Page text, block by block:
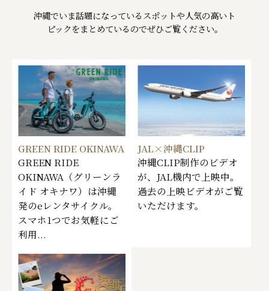
沖縄でいま話題になっているスポットや人気の高いト
ピックをまとめているのでぜひご覧ください。
GREEN RIDE OKINAWA
GREEN RIDE
OKINAWA（グリーンラ
イド オキナワ）は沖縄
発のeレンタサイクル。
スマホ1つでお気軽にご
利用...
JAL×沖縄CLIP
沖縄CLIP制作のビデオ
が、JAL機内で上映中。
過去の上映ビデオがご覧
いただけます。